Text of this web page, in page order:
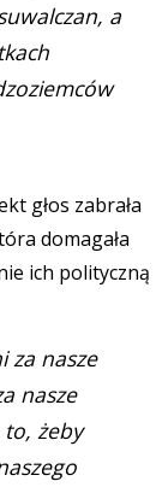
a
głos zabrała
domagała
ich polityczną
za nasze
nasze
żeby